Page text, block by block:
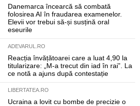
Danemarca încearcă să combată
folosirea AI în fraudarea examenelor.
Elevii vor trebui să-și susțină oral
eseurile
ADEVARUL.RO
Reacția învățătoarei care a luat 4,90 la
titularizare: „M-a trecut din iad în rai”. La
ce notă a ajuns după contestație
LIBERTATEA.RO
Ucraina a lovit cu bombe de precizie o